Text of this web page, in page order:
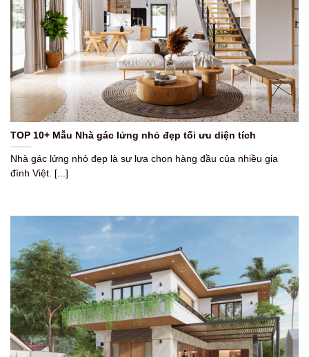
TOP 10+ Mẫu Nhà gác lửng nhỏ đẹp tối ưu diện tích
Nhà gác lửng nhỏ đẹp là sự lựa chọn hàng đầu của nhiều gia
đình Việt. [...]